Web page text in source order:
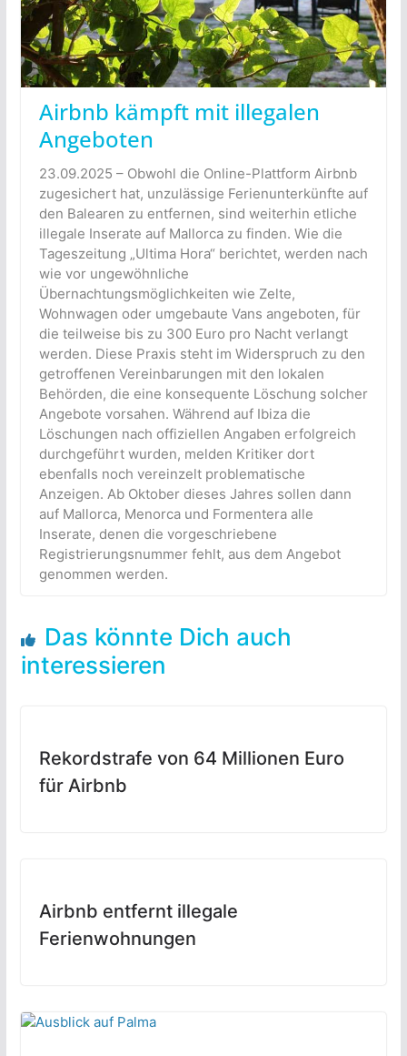
Airbnb kämpft mit illegalen
Angeboten
23.09.2025 – Obwohl die Online-Plattform Airbnb
zugesichert hat, unzulässige Ferienunterkünfte auf
den Balearen zu entfernen, sind weiterhin etliche
illegale Inserate auf Mallorca zu finden. Wie die
Tageszeitung „Ultima Hora“ berichtet, werden nach
wie vor ungewöhnliche
Übernachtungsmöglichkeiten wie Zelte,
Wohnwagen oder umgebaute Vans angeboten, für
die teilweise bis zu 300 Euro pro Nacht verlangt
werden. Diese Praxis steht im Widerspruch zu den
getroffenen Vereinbarungen mit den lokalen
Behörden, die eine konsequente Löschung solcher
Angebote vorsahen. Während auf Ibiza die
Löschungen nach offiziellen Angaben erfolgreich
durchgeführt wurden, melden Kritiker dort
ebenfalls noch vereinzelt problematische
Anzeigen. Ab Oktober dieses Jahres sollen dann
auf Mallorca, Menorca und Formentera alle
Inserate, denen die vorgeschriebene
Registrierungsnummer fehlt, aus dem Angebot
genommen werden.
Das könnte Dich auch
interessieren
Rekordstrafe von 64 Millionen Euro
für Airbnb
Airbnb entfernt illegale
Ferienwohnungen